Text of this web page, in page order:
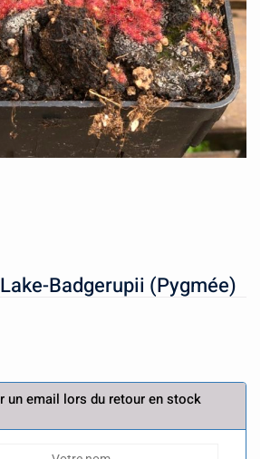
Badgerupii (Pygmée)
un email lors du retour en stock